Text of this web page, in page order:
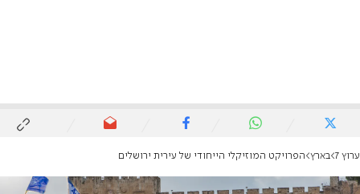
ערוץ 7 בארץ הפרויקט המוזיקלי הייחודי של עירית ירושלים